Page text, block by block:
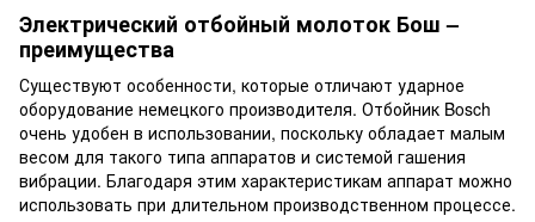
Электрический отбойный молоток Бош –
преимущества
Существуют особенности, которые отличают ударное
оборудование немецкого производителя. Отбойник Bosch
очень удобен в использовании, поскольку обладает малым
весом для такого типа аппаратов и системой гашения
вибрации. Благодаря этим характеристикам аппарат можно
использовать при длительном производственном процессе.